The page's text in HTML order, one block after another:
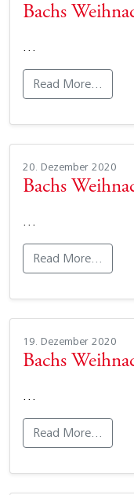
Bachs
…
Read More…
20. Dezember 2020
Bachs
…
Read More…
19. Dezember 2020
Bachs
…
Read More…